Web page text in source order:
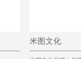
米图文化